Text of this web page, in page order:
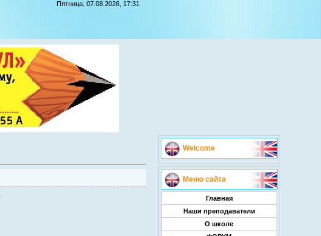
Пятница, 07.08.2026, 17:31
Welcome
Меню сайта
Главная
Наши преподаватели
О школе